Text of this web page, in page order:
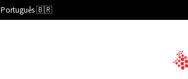
Português 🇧🇷